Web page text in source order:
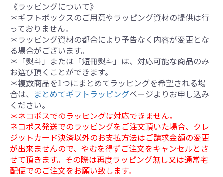
《ラッピングについて》
＊ギフトボックスのご用意やラッピング資材の提供は行
っておりません。
＊ラッピング資材の都合により予告なく内容が変更とな
る場合がございます。
＊「熨斗」または「短冊熨斗」は、対応可能な商品のみ
お選び頂くことができます。
＊複数商品を1つにまとめてラッピングを希望される場
合は、 まとめてギフトラッピングページよりお申し込み
ください。
＊ネコポスでのラッピングは対応できません。
ネコポス発送でのラッピングをご注文頂いた場合、クレ
ジットカード決済以外のお支払方法はご請求金額の変更
が出来ませんので、やむを得ずご注文をキャンセルとさ
せて頂きます。その際は再度ラッピング無し又は通常宅
配便でのご注文をお願い致します。